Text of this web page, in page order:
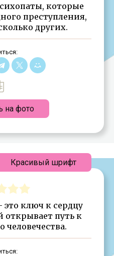
которые
преступления,
других.
на фото
ключ к сердцу
открывает путь к
человечества.
Красивый шрифт